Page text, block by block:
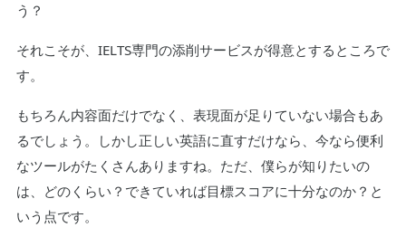
う？
それこそが、IELTS専門の添削サービスが得意とするところで
す。
もちろん内容面だけでなく、表現面が足りていない場合もあ
るでしょう。しかし正しい英語に直すだけなら、今なら便利
なツールがたくさんありますね。ただ、僕らが知りたいの
は、どのくらい？できていれば目標スコアに十分なのか？と
いう点です。